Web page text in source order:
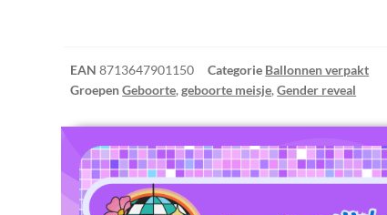
EAN8713647901150 Categorie Ballonnen verpakt
GroepenGeboorte,geboorte meisje,Gender reveal